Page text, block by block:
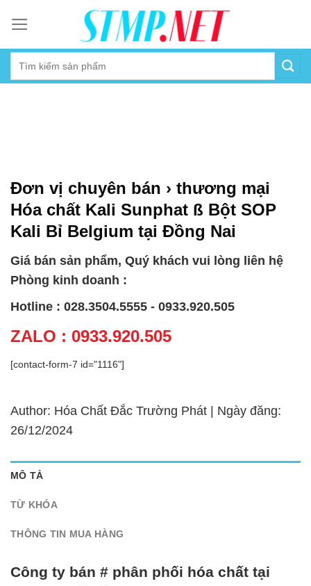
content
Đơn vị chuyên bán › thương mại
Hóa chất Kali Sunphat ß Bột SOP
Kali Bỉ Belgium tại Đồng Nai
Giá bán sản phẩm, Quý khách vui lòng liên hệ
Phòng kinh doanh :
Hotline : 028.3504.5555 - 0933.920.505
ZALO : 0933.920.505
[contact-form-7 id="1116"]
Author: Hóa Chất Đắc Trường Phát | Ngày đăng:
26/12/2024
MÔ TẢ
TỪ KHÓA
THÔNG TIN MUA HÀNG
Công ty bán # phân phối hóa chất tại